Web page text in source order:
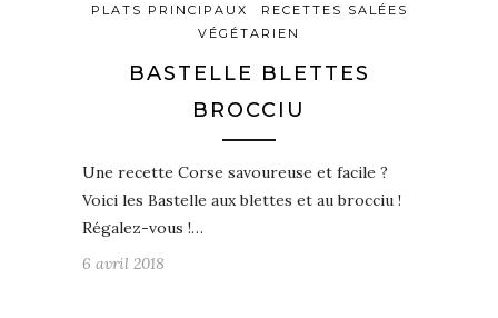
PLATS PRINCIPAUX
RECETTES SALÉES
VÉGÉTARIEN
BASTELLE BLETTES
BROCCIU
Une recette Corse savoureuse et facile ?
Voici les Bastelle aux blettes et au brocciu !
Régalez-vous !…
6 avril 2018